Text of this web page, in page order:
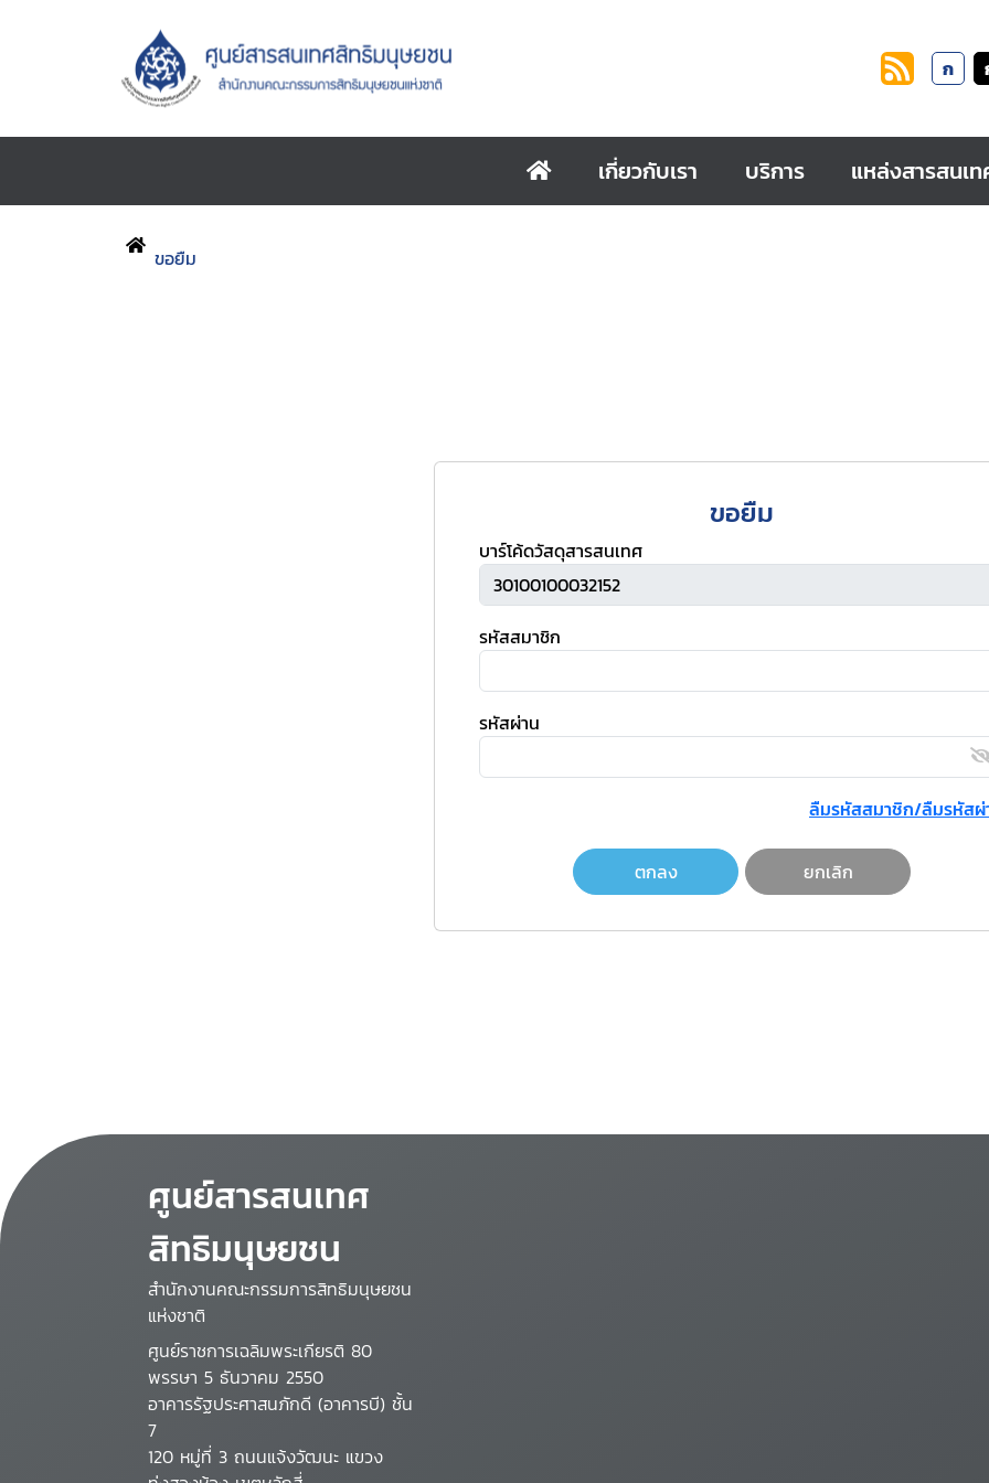
ก
เกี่ยวกับเรา บริการ แหล่งสารสนเ
ขอยืม
ขอยืม
บาร์โค้ดวัสดุสารสนเทศ
รหัสสมาชิก
รหัสผ่าน
ลืมรหัสสมาชิก/ลืมรหัสผ่
ตกลง ยกเลิก
ศูนย์สารสนเทศ
สิทธิมนุษยชน
สำนักงานคณะกรรมการสิทธิมนุษยชน
แห่งชาติ
ศูนย์ราชการเฉลิมพระเกียรติ 80
พรรษา 5 ธันวาคม 2550
อาคารรัฐประศาสนภักดี (อาคารบี) ชั้น
7
120 หมู่ที่ 3 ถนนแจ้งวัฒนะ แขวง